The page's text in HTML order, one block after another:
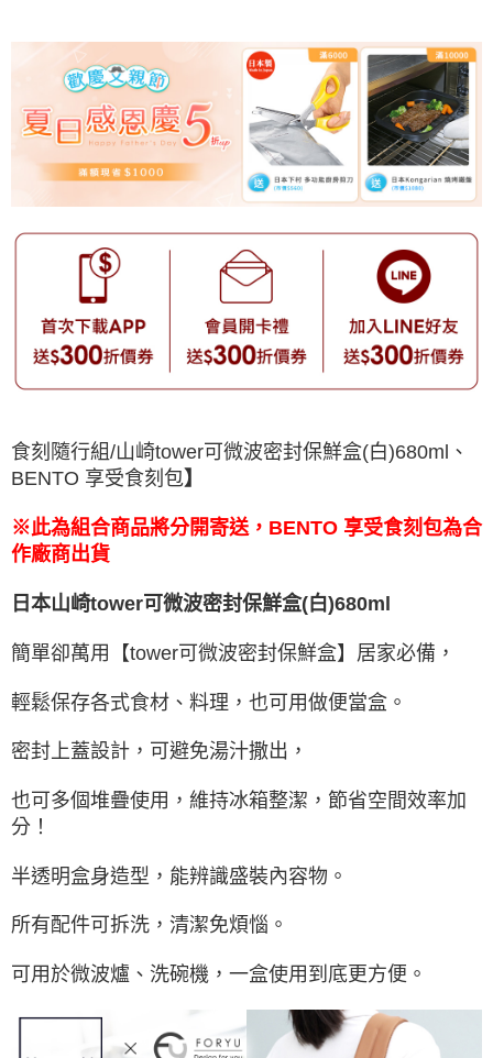
食刻隨行組/山崎tower可微波密封保鮮盒(白)680ml、
BENTO 享受食刻包】
※此為組合商品將分開寄送，BENTO 享受食刻包為合
作廠商出貨
日本山崎tower可微波密封保鮮盒(白)680ml
簡單卻萬用【tower可微波密封保鮮盒】居家必備，
輕鬆保存各式食材、料理，也可用做便當盒。
密封上蓋設計，可避免湯汁撒出，
也可多個堆疊使用，維持冰箱整潔，節省空間效率加
分！
半透明盒身造型，能辨識盛裝內容物。
所有配件可拆洗，清潔免煩惱。
可用於微波爐、洗碗機，一盒使用到底更方便。